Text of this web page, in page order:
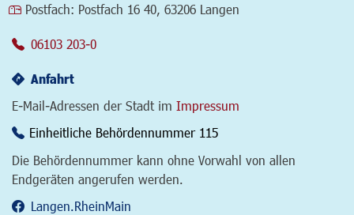
Postfach: Postfach 16 40, 63206 Langen
06103 203-0
Anfahrt
E-Mail-Adressen der Stadt im Impressum
Einheitliche Behördennummer 115
Die Behördennummer kann ohne Vorwahl von allen
Endgeräten angerufen werden.
Langen.RheinMain